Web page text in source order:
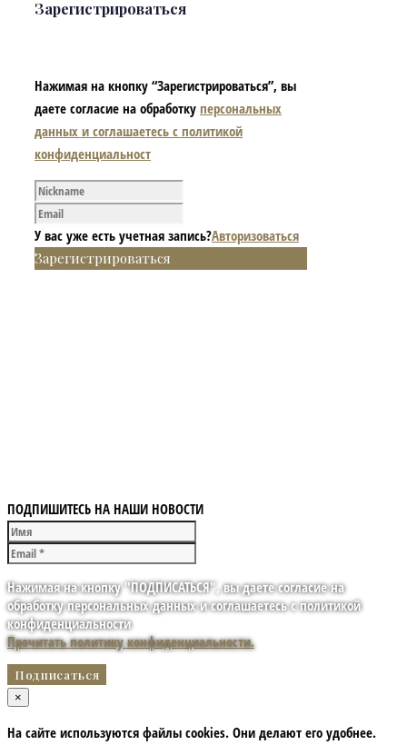
Зарегистрироваться
Нажимая на кнопку “Зарегистрироваться”, вы
даете согласие на обработку персональных
данных и соглашаетесь с политикой
конфиденциальност
У вас уже есть учетная запись?Авторизоваться
Зарегистрироваться
ПОДПИШИТЕСЬ НА НАШИ НОВОСТИ
Нажимая на кнопку "ПОДПИСАТЬСЯ", вы даете согласие на
обработку персональных данных и соглашаетесь с политикой
конфиденциальности
Прочитать политику конфиденциальности.
×
На сайте используются файлы cookies. Они делают его удобнее.